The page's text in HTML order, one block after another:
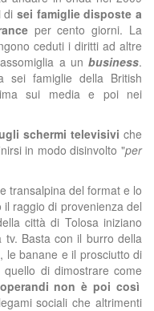
di sei famiglie disposte a
per cento giorni. La
ceduti i diritti ad altre
a un business.
sei famiglie della British
sui media e poi nei
schermi televisivi che
in modo disinvolto "per
transalpina del format e lo
il raggio di provenienza del
città di Tolosa iniziano
tv. Basta con il burro della
le banane e il prosciutto di
di dimostrare come
non è poi così
sociali che altrimenti